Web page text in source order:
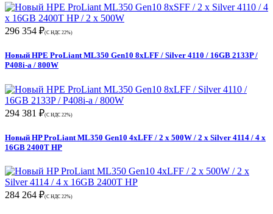
296 354 ₽(С НДС 22%)
Новый HPE ProLiant ML350 Gen10 8xLFF / Silver 4110 / 16GB 2133P /
P408i-a / 800W
294 381 ₽(С НДС 22%)
Новый HP ProLiant ML350 Gen10 4xLFF / 2 x 500W / 2 x Silver 4114 / 4 x
16GB 2400T HP
284 264 ₽(С НДС 22%)